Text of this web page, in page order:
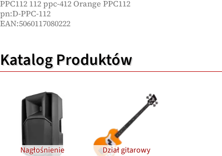
PPC112 112 ppc-412 Orange PPC112
pn:D-PPC-112
EAN:5060117080222
Katalog Produktów
Nagłośnienie Dział gitarowy